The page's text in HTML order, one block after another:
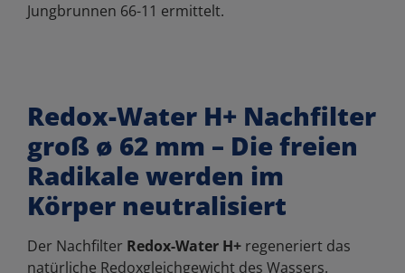
Jungbrunnen 66-11 ermittelt.
Redox-Water H+ Nachfilter
groß ø 62 mm – Die freien
Radikale werden im
Körper neutralisiert
Der Nachfilter Redox-Water H+ regeneriert das
natürliche Redoxgleichgewicht des Wassers.